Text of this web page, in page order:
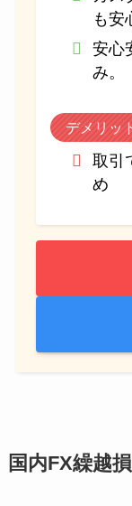
も安
安心
み。
デメリッ
取引
め
国内FX繰越